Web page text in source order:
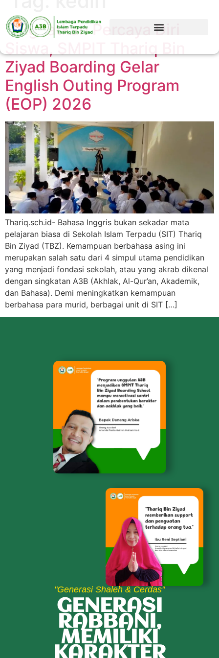
Tingkatkan Percaya Diri
Ziyad Boarding Gelar
English Outing Program
(EOP) 2026
Thariq.sch.id- Bahasa Inggris bukan sekadar mata
pelajaran biasa di Sekolah Islam Terpadu (SIT) Thariq
Bin Ziyad (TBZ). Kemampuan berbahasa asing ini
merupakan salah satu dari 4 simpul utama pendidikan
yang menjadi fondasi sekolah, atau yang akrab dikenal
dengan singkatan A3B (Akhlak, Al-Qur’an, Akademik,
dan Bahasa). Demi meningkatkan kemampuan
berbahasa para murid, berbagai unit di SIT […]
"Generasi Shaleh & Cerdas"
GENERASI
RABBANI,
MEMILIKI
KARAKTER